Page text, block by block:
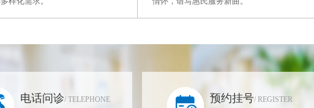
电话问诊/ TELEPHONE 预约挂号/ REGISTER